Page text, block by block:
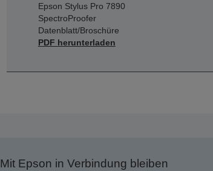
Epson Stylus Pro 7890
SpectroProofer
Datenblatt/Broschüre
PDF herunterladen
Mit Epson in Verbindung bleiben